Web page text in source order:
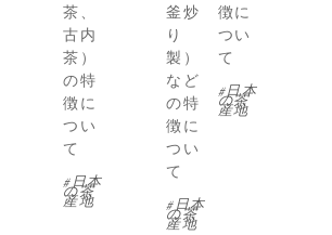
茶、
古内
茶）
の特
徴に
つい
て
日本
の茶
産地
釜炒
り
製）
など
の特
徴に
つい
て
日本
の茶
産地
徴に
つい
て
日本
の茶
産地